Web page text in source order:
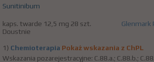
Sunitinibum
kaps. twarde 12,5 mg 28 szt.
Doustnie
Glenmark
1) Chemioterapia Pokaż wskazania z ChPL
Wskazania pozarejestracyjne: C.88.a.; C.88.b.;